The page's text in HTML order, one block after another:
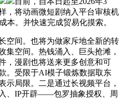
，将动画微短剧纳入平台审核机
本。并快速完成贸易化摸索。
间。也将为做家斥地全新的转
集空间。热钱涌入、巨头抢滩，
，漫剧也将送来更多创意和可
。受限于AI模子锻炼数据取东
示局限。二是通过长视频平台，
、IP开辟——包罗抽象授权、周